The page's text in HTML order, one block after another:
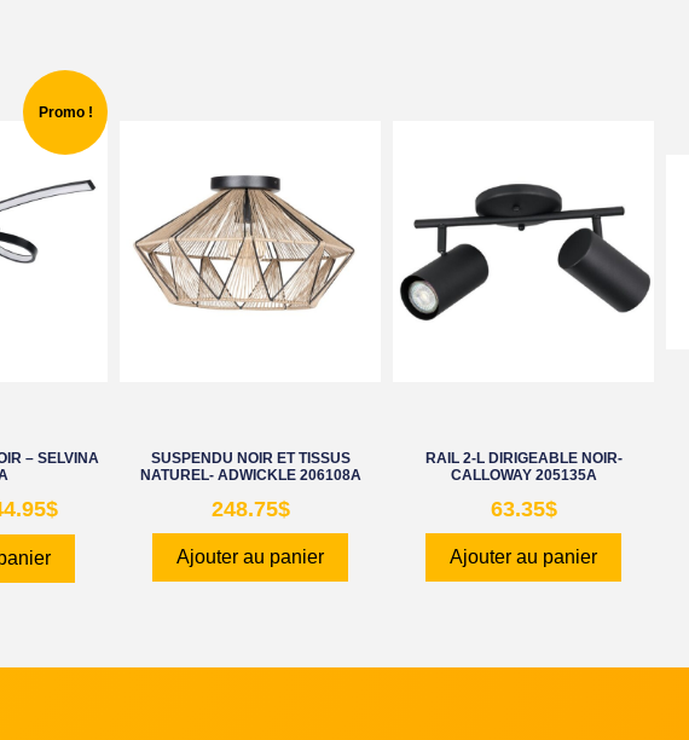
Promo !
– SELVINA
$
SUSPENDU NOIR ET TISSUS
NATUREL- ADWICKLE 206108A
248.75$
Ajouter au panier
RAIL 2-L DIRIGEABLE NOIR-
CALLOWAY 205135A
63.35$
Ajouter au panier